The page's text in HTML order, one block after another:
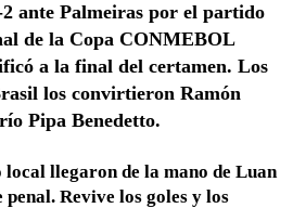
ante Palmeiras por el partido
de la Copa CONMEBOL
a la final del certamen. Los
los convirtieron Ramón
Pipa Benedetto.
llegaron de la mano de Luan
penal. Revive los goles y los